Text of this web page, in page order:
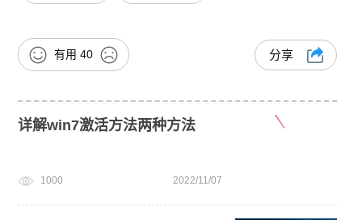
有用 40 分享
详解win7激活方法两种方法
1000 2022/11/07